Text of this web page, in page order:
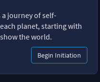
journey of self-
planet, starting with
the world.
Begin Initiation